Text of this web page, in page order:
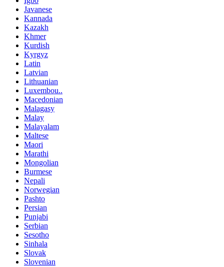
Javanese
Kannada
Kazakh
Khmer
Kurdish
Kyrgyz
Latin
Latvian
Lithuanian
Luxembou..
Macedonian
Malagasy
Malay
Malayalam
Maltese
Maori
Marathi
Mongolian
Burmese
Nepali
Norwegian
Pashto
Persian
Punjabi
Serbian
Sesotho
Sinhala
Slovak
Slovenian